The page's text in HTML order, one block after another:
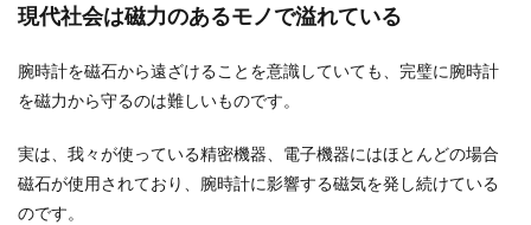
現代社会は磁力のあるモノで溢れている
腕時計を磁石から遠ざけることを意識していても、完璧に腕時計
を磁力から守るのは難しいものです。
実は、我々が使っている精密機器、電子機器にはほとんどの場合
磁石が使用されており、腕時計に影響する磁気を発し続けている
のです。